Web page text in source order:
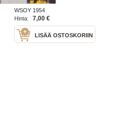
WSOY 1954
Hinta:
7,00 €
LISÄÄ OSTOSKORIIN